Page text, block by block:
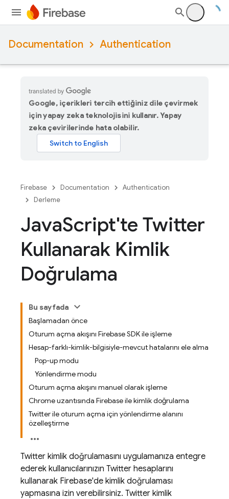
Documentation Authentication
Google, içerikleri tercih ettiğiniz dile çevirmek
için yapay zeka teknolojisini kullanır. Yapay
zeka çevirilerinde hata olabilir.
Firebase Documentation
Authentication
Derleme
JavaScript'te Twitter
Kullanarak Kimlik
Doğrulama
Bu sayfada
Başlamadan önce
Oturum açma akışını Firebase SDK ile işleme
Hesap-farklı-kimlik-bilgisiyle-mevcut hatalarını ele alma
Pop-up modu
Yönlendirme modu
Oturum açma akışını manuel olarak işleme
Chrome uzantısında Firebase ile kimlik doğrulama
Twitter ile oturum açma için yönlendirme alanını
özelleştirme
Twitter kimlik doğrulamasını uygulamanıza entegre
ederek kullanıcılarınızın Twitter hesaplarını
kullanarak Firebase'de kimlik doğrulaması
yapmasına izin verebilirsiniz. Twitter kimlik